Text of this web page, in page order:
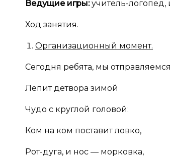
Ведущие игры:учитель-логопед,
Ход занятия.
Организационный момент.
Сегодня ребята, мы
Лепит детвора зимой
Чудо с круглой головой:
Ком на ком поставит ловко,
Рот-дуга, и нос — морковка,